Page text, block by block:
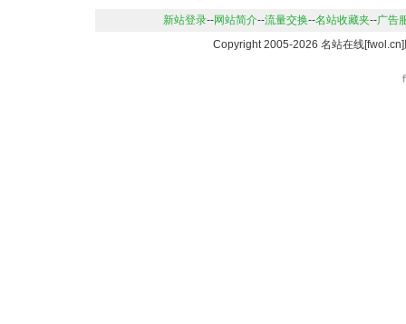
新站登录--网站简介--流量交换--名站收藏夹--广告
Copyright 2005-2026 名站在线